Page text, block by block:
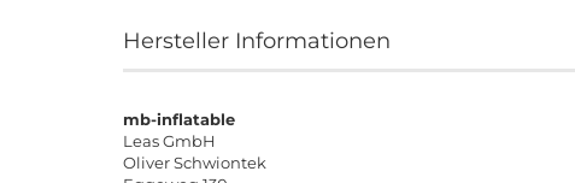
Hersteller Informationen
mb-inflatable
Leas GmbH
Oliver Schwiontek